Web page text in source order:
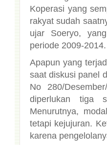
periode 2009-2014.
Apapun yang
saat diskusi panel
No 280/
diperlukan tiga
Menurutnya,
tetapi kejujuran.
karena